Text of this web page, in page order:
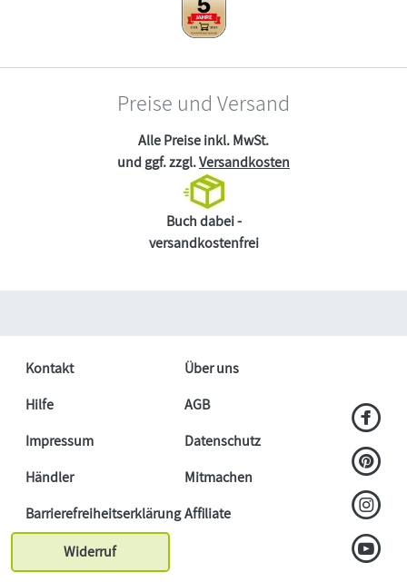
Preise und Versand
Alle Preise inkl. MwSt.
und ggf. zzgl.Versandkosten
Buch dabei -
versandkostenfrei
Kontakt
Über uns
Hilfe
AGB
Impressum
Datenschutz
Händler
Mitmachen
BarrierefreiheitserklärungAffiliate
Widerruf